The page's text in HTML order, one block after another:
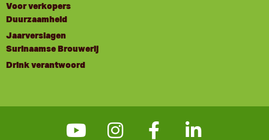
Voor verkopers
Duurzaamheid
Jaarverslagen
Surinaamse Brouwerij
Drink verantwoord